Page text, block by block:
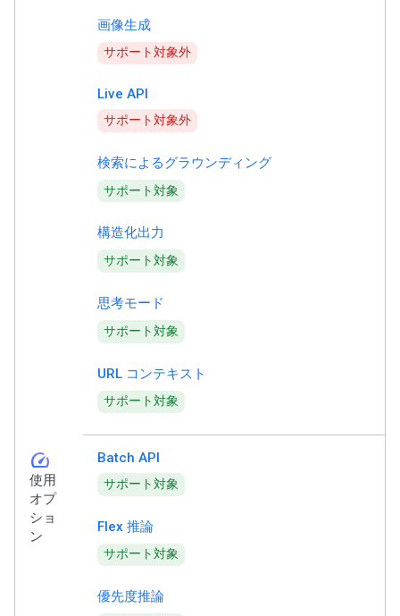
画像生成
サポート対象外
Live API
サポート対象外
検索によるグラウンディング
サポート対象
構造化出力
サポート対象
思考モード
サポート対象
URL コンテキスト
サポート対象
speed
使用
オプ
ショ
ン
Batch API
サポート対象
Flex 推論
サポート対象
優先度推論